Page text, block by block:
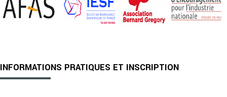
INFORMATIONS PRATIQUES ET INSCRIPTION